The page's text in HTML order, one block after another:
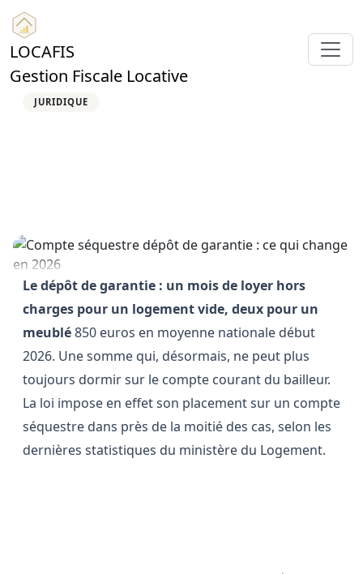
LOCAFIS
Gestion Fiscale Locative
JURIDIQUE
Le dépôt de garantie : un mois de loyer hors
charges pour un logement vide, deux pour un
meublé850 euros en moyenne nationale début
2026. Une somme qui, désormais, ne peut plus
toujours dormir sur le compte courant du bailleur.
La loi impose en effet son placement sur un compte
séquestre dans près de la moitié des cas, selon les
dernières statistiques du ministère du Logement.